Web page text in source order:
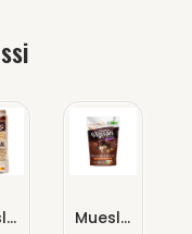
Muesli Croustillant Nature Muesli Croustillant Chocolat Noir & Noisettes